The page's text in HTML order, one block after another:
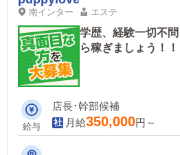
南インター エステ
学歴、経験一切不
ら稼ぎましょう！！
給与
店長･幹部候補
月給350,000円～